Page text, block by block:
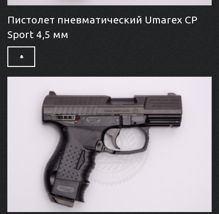
Пистолет пневматический Umarex CP
Sport 4,5 мм